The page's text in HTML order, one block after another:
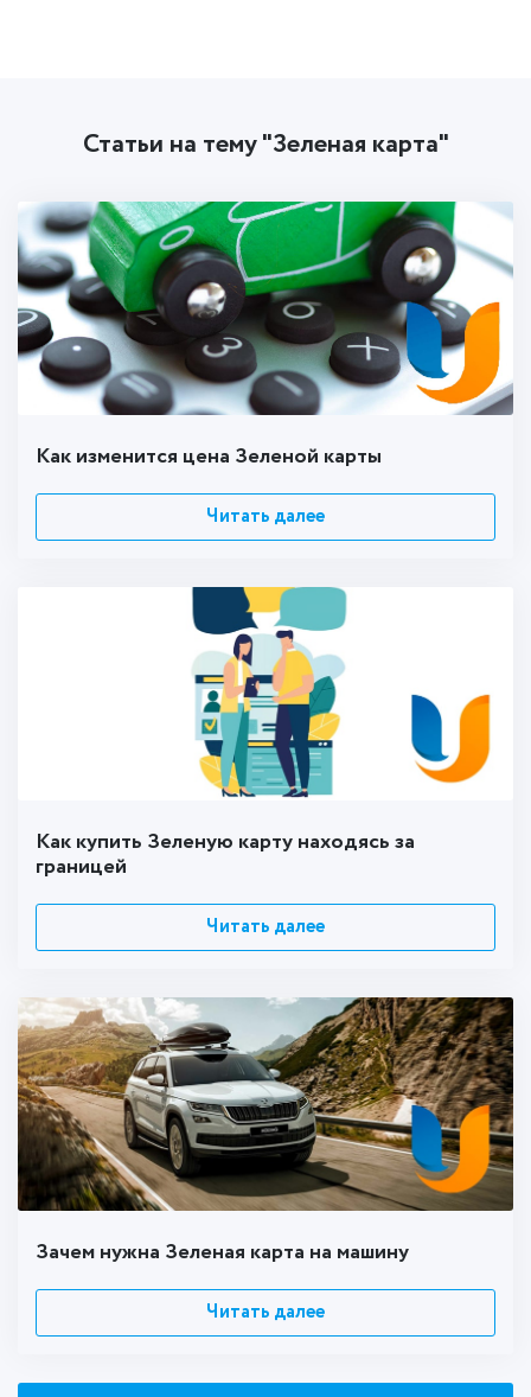
Статьи на тему "Зеленая карта"
Как изменится цена Зеленой карты
Читать далее
Как купить Зеленую карту находясь за
границей
Читать далее
Зачем нужна Зеленая карта на машину
Читать далее